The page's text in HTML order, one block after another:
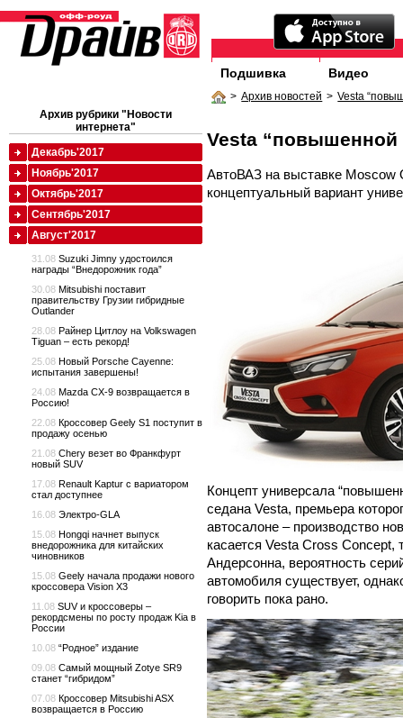
Подшивка Видео
> Архив новостей > Vesta
Vesta “повышенной
АвтоВАЗ на выставке Moscow
концептуальный вариант
Концепт универсала
седана Vesta, премьера
автосалоне – производство
касается Vesta Cross
Андерсонна, вероятность
автомобиля существует,
говорить пока рано.
Архив рубрики "Новости
интернета"
Декабрь'2017
Ноябрь'2017
Октябрь'2017
Сентябрь'2017
Август'2017
31.08 Suzuki Jimny удостоился
награды “Внедорожник года”
30.08 Mitsubishi поставит
правительству Грузии гибридные
Outlander
28.08 Райнер Цитлоу на Volkswagen
Tiguan – есть рекорд!
25.08 Новый Porsche Cayenne:
испытания завершены!
24.08 Mazda CX-9 возвращается в
Россию!
22.08 Кроссовер Geely S1 поступит в
продажу осенью
21.08 Chery везет во Франкфурт
новый SUV
17.08 Renault Kaptur с вариатором
стал доступнее
16.08 Электро-GLA
15.08 Hongqi начнет выпуск
внедорожника для китайских
чиновников
15.08 Geely начала продажи нового
кроссовера Vision X3
11.08 SUV и кроссоверы –
рекордсмены по росту продаж Kia в
России
10.08 “Родное” издание
09.08 Самый мощный Zotye SR9
станет “гибридом”
07.08 Кроссовер Mitsubishi ASX
возвращается в Россию